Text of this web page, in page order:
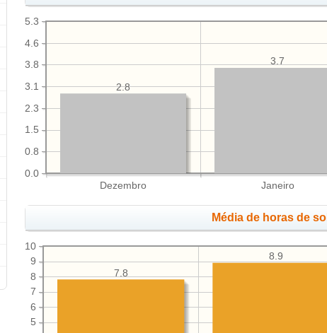
Dezembro Janeiro
0.0
0.8
1.5
2.3
3.1
3.8
4.6
5.3
3.7
2.8
Média de horas de sol
5
6
7
8
9
10
8.9
7.8